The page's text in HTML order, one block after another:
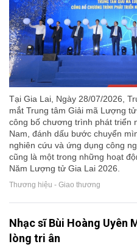
Tại Gia Lai, Ngày 28/07/2026,
mắt Trung tâm Giải mã Lượng
công bố chương trình phát triển
Nam, đánh dấu bước chuyển
nghiên cứu và ứng dụng công
cũng là một trong những hoạt
Năm Lượng tử Gia Lai 2026.
Thương hiệu - Giao thương
Nhạc sĩ Bùi Hoàng Uyên
lòng tri ân